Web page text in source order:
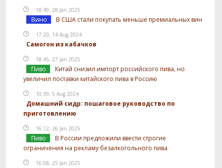
18:49, 28 Jan 2025
Вино В США стали покупать меньше премиальных вин
17:20, 14 Aug 2024
Самогон из кабачков
18:45, 27 Jan 2025
Пиво
Китай снизил импорт российского пива, но
увеличил поставки китайского пива в Россию
10:39, 5 Aug 2024
Домашний сидр: пошаговое руководство по
приготовлению
16:12, 26 Jan 2025
Пиво
В России предложили ввести строгие
ограничения на рекламу безалкогольного пива
16:08, 25 Jan 2025